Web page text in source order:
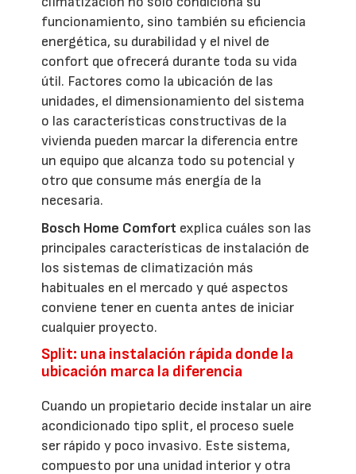
funcionamiento, sino también su eficiencia
energética, su durabilidad y el nivel de
confort que ofrecerá durante toda su vida
útil. Factores como la ubicación de las
unidades, el dimensionamiento del sistema
o las características constructivas de la
vivienda pueden marcar la diferencia entre
un equipo que alcanza todo su potencial y
otro que consume más energía de la
necesaria.
Bosch Home Comfort explica cuáles son las
principales características de instalación de
los sistemas de climatización más
habituales en el mercado y qué aspectos
conviene tener en cuenta antes de iniciar
cualquier proyecto.
Split: una instalación rápida donde la
ubicación marca la diferencia
Cuando un propietario decide instalar un aire
acondicionado tipo split, el proceso suele
ser rápido y poco invasivo. Este sistema,
compuesto por una unidad interior y otra